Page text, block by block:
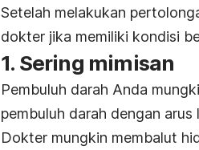
Setelah melakukan
dokter jika memiliki kondisi
1. Sering mimisan
Pembuluh darah Anda
pembuluh darah dengan
Dokter mungkin membalut